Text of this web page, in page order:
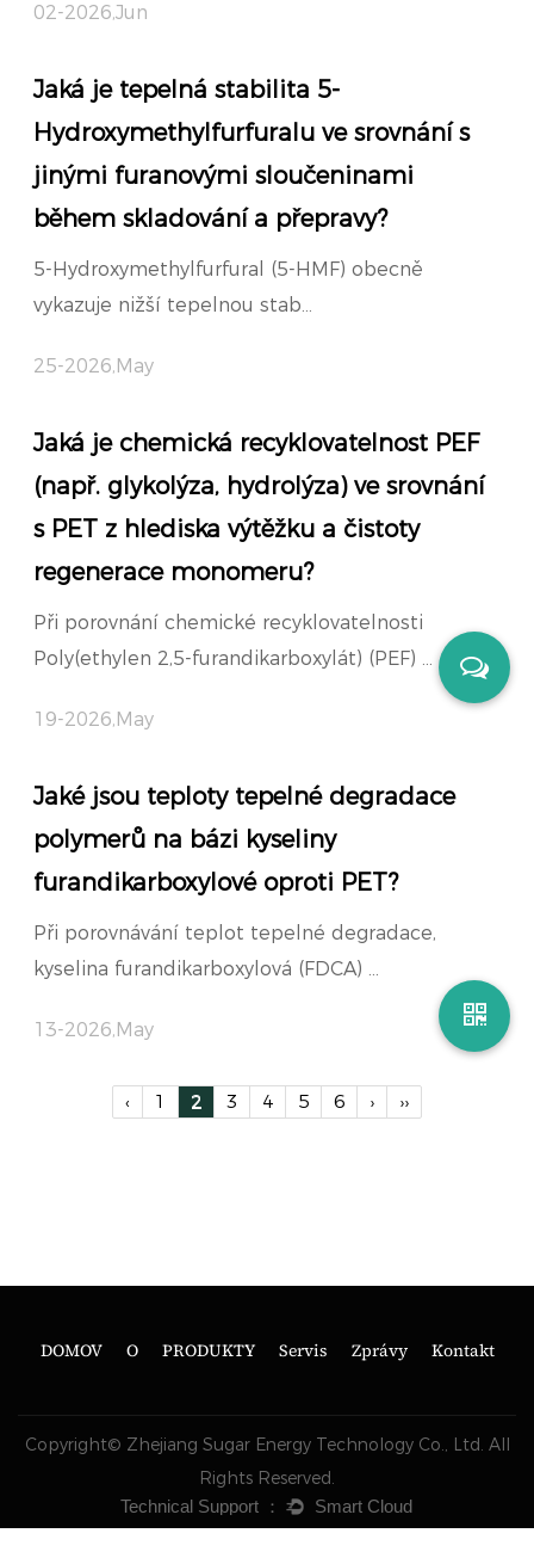
02-2026,Jun
Jaká je tepelná stabilita 5-
Hydroxymethylfurfuralu ve srovnání s
jinými furanovými sloučeninami
během skladování a přepravy?
5-Hydroxymethylfurfural (5-HMF) obecně
vykazuje nižší tepelnou stab...
25-2026,May
Jaká je chemická recyklovatelnost PEF
(např. glykolýza, hydrolýza) ve srovnání
s PET z hlediska výtěžku a čistoty
regenerace monomeru?
Při porovnání chemické recyklovatelnosti
Poly(ethylen 2,5-furandikarboxylát) (PEF) ...
19-2026,May
Jaké jsou teploty tepelné degradace
polymerů na bázi kyseliny
furandikarboxylové oproti PET?
Při porovnávání teplot tepelné degradace,
kyselina furandikarboxylová (FDCA) ...
13-2026,May
‹ 1 2 3 4 5 6 › ››
DOMOV O PRODUKTY Servis Zprávy Kontakt
Copyright© Zhejiang Sugar Energy Technology Co., Ltd. All
Rights Reserved.